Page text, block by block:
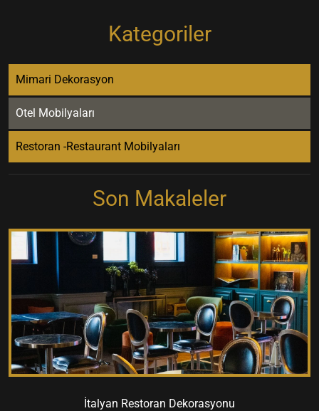
Kategoriler
Mimari Dekorasyon
Otel Mobilyaları
Restoran -Restaurant Mobilyaları
Son Makaleler
İtalyan Restoran Dekorasyonu